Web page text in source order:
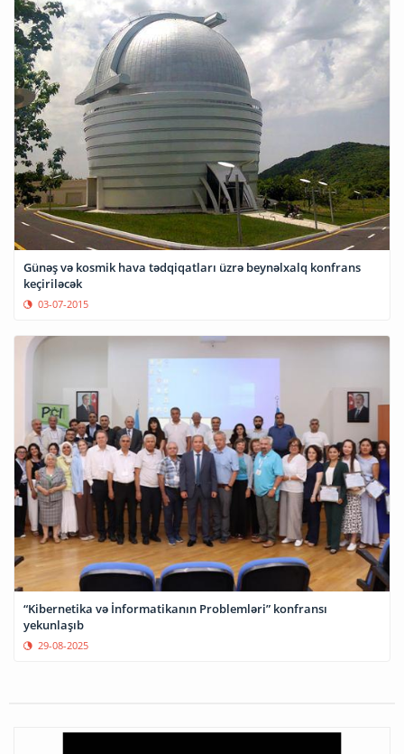
Günəş və kosmik hava tədqiqatları üzrə beynəlxalq konfrans
keçiriləcək
03-07-2015
“Kibernetika və İnformatikanın Problemləri” konfransı
yekunlaşıb
29-08-2025